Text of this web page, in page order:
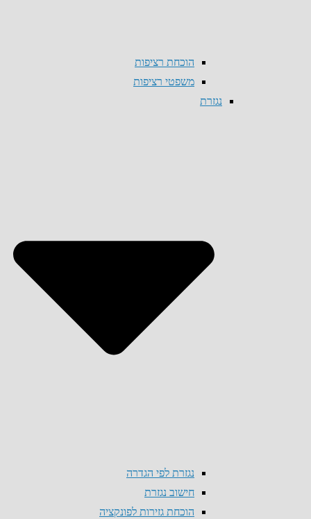
הוכחת רציפות
משפטי רציפות
נגזרת
נגזרת לפי הגדרה
חישוב נגזרת
הוכחת גזירות לפונקציה